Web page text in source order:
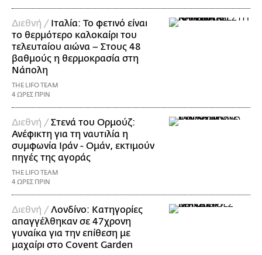
Διεθνή / Ιταλία: Το φετινό είναι
το θερμότερο καλοκαίρι του
τελευταίου αιώνα – Στους 48
βαθμούς η θερμοκρασία στη
Νάπολη
THE LIFO TEAM
4 ΩΡΕΣ ΠΡΙΝ
Διεθνή /Στενά του Ορμούζ:
Ανέφικτη για τη ναυτιλία η
συμφωνία Ιράν - Ομάν, εκτιμούν
πηγές της αγοράς
THE LIFO TEAM
4 ΩΡΕΣ ΠΡΙΝ
Διεθνή /Λονδίνο: Κατηγορίες
απαγγέλθηκαν σε 47χρονη
γυναίκα για την επίθεση με
μαχαίρι στο Covent Garden